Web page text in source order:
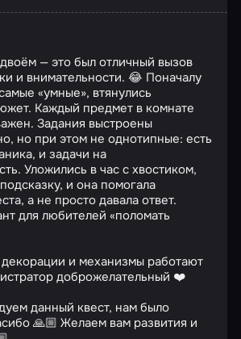
— это был отличный вызов
и внимательности. 😂 Поначалу
«умные», втянулись
Каждый предмет в комнате
Задания выстроены
но при этом не однотипные: есть
и задачи на
Уложились в час с хвостиком,
и она помогала
а не просто давала ответ.
для любителей «поломать
декорации и механизмы работают
доброжелательный ❤️
данный квест, нам было
🙏🏼 Желаем вам развития и